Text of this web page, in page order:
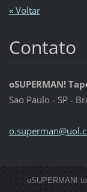
« Voltar
Contato
oSUPERMAN!
Sao Paulo - SP -
o.superman@uol.c
oSUPERMAN!